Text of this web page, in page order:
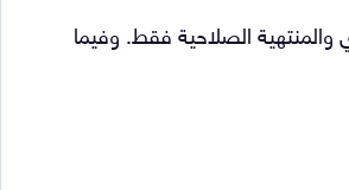
الصلاحية فقط. وفيما